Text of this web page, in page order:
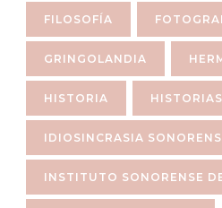
FILOSOFÍA
GRINGOLANDIA
HISTORIA
IDIOSINCRASIA
INSTITUTO SONORENSE